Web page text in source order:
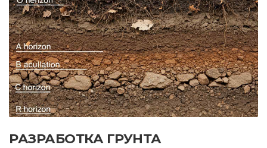
РАЗРАБОТКА ГРУНТА